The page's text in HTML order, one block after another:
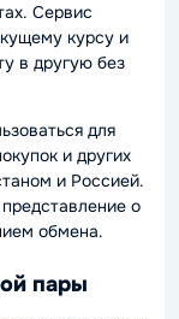
Сервис
курсу и
в другую без
для
и других
и Россией.
о
обмена.
пары